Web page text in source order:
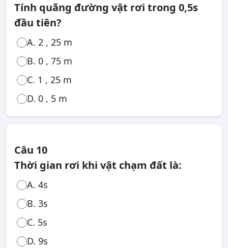
Tính quãng đường vật rơi trong 0,5s
đầu tiên?
A. 2 , 25 m
B. 0 , 75 m
C. 1 , 25 m
D. 0 , 5 m
Câu 10
Thời gian rơi khi vật chạm đất là:
A. 4s
B. 3s
C. 5s
D. 9s